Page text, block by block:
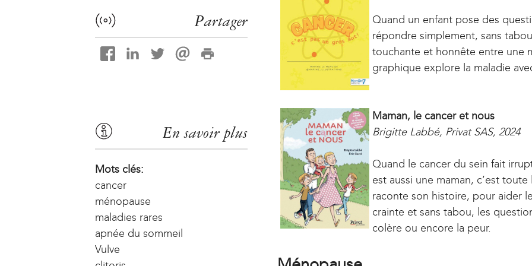
Quand un enfant pose des
répondre simplement, sans
touchante et honnête entre une
graphique explore la maladie
Maman, le cancer et nous
Brigitte Labbé, Privat SAS, 2024
Quand le cancer du sein fait
est aussi une maman, c’est
raconte son histoire, pour aider
crainte et sans tabou, les
colère ou encore la peur.
Partager
En savoir plus
Mots clés:
cancer
ménopause
maladies rares
apnée du sommeil
Vulve